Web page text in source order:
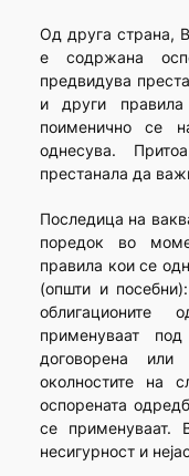
Од друга страна,
е содржана
предвидува
и други
поименично се
однесува.
престанала да
Последица на
поредок во
правила кои се
(општи и
применуваат
договорена
околностите на
оспорената
се применуваат.
несигурност и